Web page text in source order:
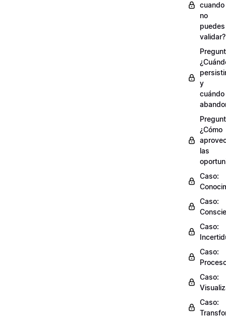
cuando
no
puedes
validar?
y
cuándo
¿Cómo
las
Caso:
Caso:
Caso:
Caso:
Caso:
Caso: